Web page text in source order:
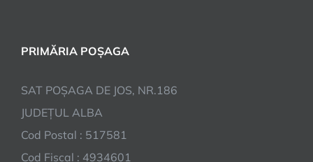
PRIMĂRIA POȘAGA
SAT POȘAGA DE JOS, NR.186
JUDEȚUL ALBA
Cod Postal : 517581
Cod Fiscal : 4934601